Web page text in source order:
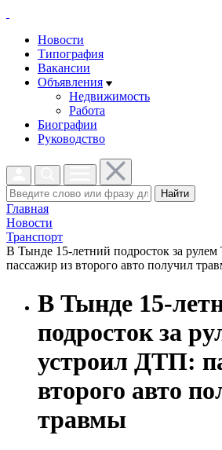
Новости
Типография
Вакансии
Объявления
Недвижимость
Работа
Биографии
Руководство
Найти
Главная
Новости
Транспорт
В Тынде 15-летний подросток за
пассажир из второго авто получил
В Тынде 15-
подросток за
устроил ДТП:
второго авто
травмы